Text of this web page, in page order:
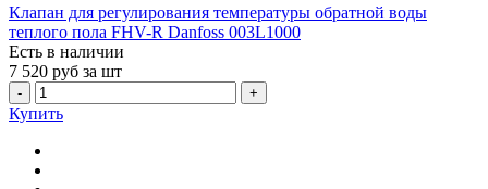
Клапан для регулирования температуры обратной воды
теплого пола FHV-R Danfoss 003L1000
Есть в наличии
7 520 руб за шт
- +
Купить